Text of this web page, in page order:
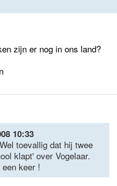
zijn er nog in ons land?
10:33
toevallig dat hij twee
klapt' over Vogelaar.
keer !